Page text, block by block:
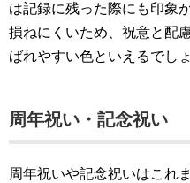
は記録に残った際にも印象
損ねにくいため、祝意と配
ばれやすい色といえるでしょ
周年祝い・記念祝い
周年祝いや記念祝いはこれ